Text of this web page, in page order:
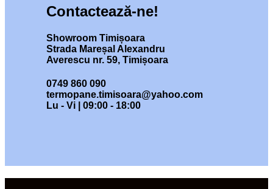
Contactează-ne!
Showroom Timișoara
Strada Mareșal Alexandru
Averescu nr. 59, Timișoara
0749 860 090
termopane.timisoara@yahoo.com
Lu - Vi | 09:00 - 18:00